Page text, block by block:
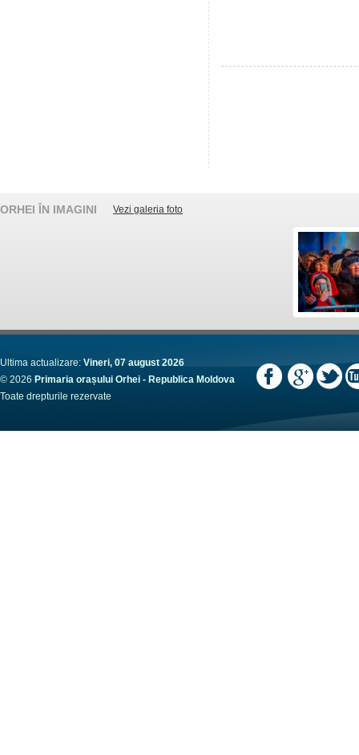
ORHEI ÎN IMAGINI Vezi galeria foto
Ultima actualizare: Vineri, 07 august 2026
© 2026 Primaria orașului Orhei - Republica Moldova
Toate drepturile rezervate